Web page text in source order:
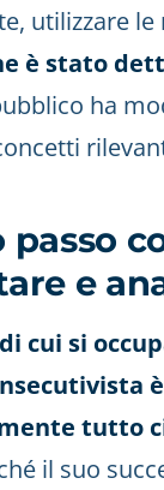
utilizzare
è stato
ha
passo
e
cui si
tutto
il suo